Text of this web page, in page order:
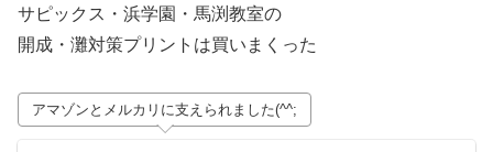
サピックス・浜学園・馬渕教室の
開成・灘対策プリントは買いまくった
アマゾンとメルカリに支えられました(^^;